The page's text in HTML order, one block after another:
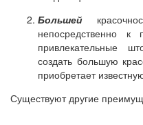
Большей
непосредственно к
привлекательные
создать большую
приобретает
Существуют другие